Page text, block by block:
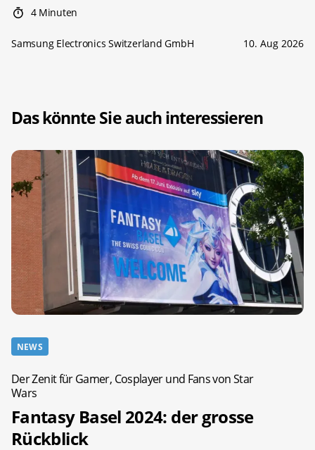
4 Minuten
Samsung Electronics Switzerland GmbH 10. Aug 2026
Das könnte Sie auch interessieren
NEWS
Der Zenit für Gamer, Cosplayer und Fans von Star
Wars
Fantasy Basel 2024: der grosse
Rückblick